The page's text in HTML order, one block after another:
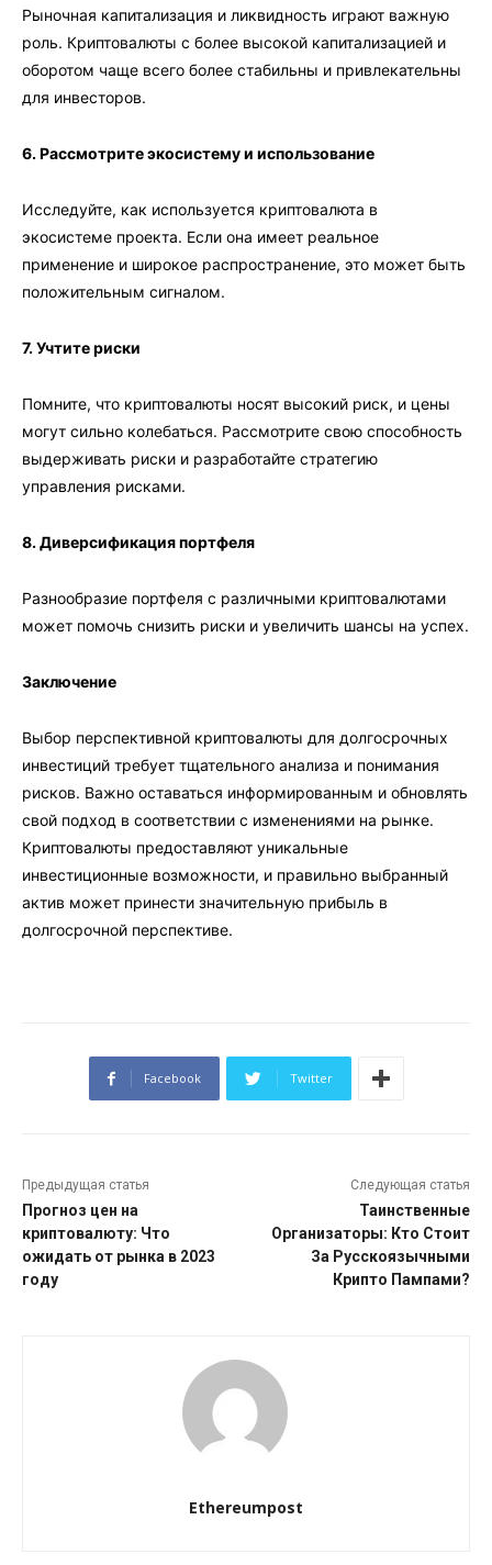
Рыночная капитализация и ликвидность играют важную
роль. Криптовалюты с более высокой капитализацией и
оборотом чаще всего более стабильны и привлекательны
для инвесторов.
6. Рассмотрите экосистему и использование
Исследуйте, как используется криптовалюта в
экосистеме проекта. Если она имеет реальное
применение и широкое распространение, это может быть
положительным сигналом.
7. Учтите риски
Помните, что криптовалюты носят высокий риск, и цены
могут сильно колебаться. Рассмотрите свою способность
выдерживать риски и разработайте стратегию
управления рисками.
8. Диверсификация портфеля
Разнообразие портфеля с различными криптовалютами
может помочь снизить риски и увеличить шансы на успех.
Заключение
Выбор перспективной криптовалюты для долгосрочных
инвестиций требует тщательного анализа и понимания
рисков. Важно оставаться информированным и обновлять
свой подход в соответствии с изменениями на рынке.
Криптовалюты предоставляют уникальные
инвестиционные возможности, и правильно выбранный
актив может принести значительную прибыль в
долгосрочной перспективе.
Facebook Twitter
Предыдущая статья
Прогноз цен на
криптовалюту: Что
ожидать от рынка в 2023
году
Следующая статья
Таинственные
Организаторы: Кто Стоит
За Русскоязычными
Крипто Пампами?
Ethereumpost